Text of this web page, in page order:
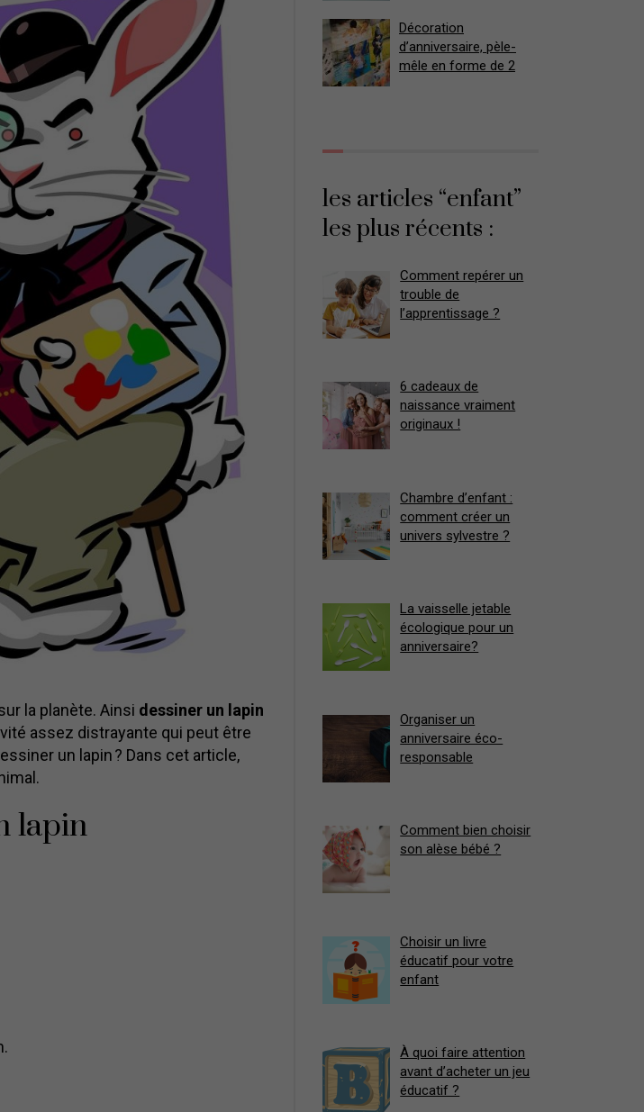
la planète. Ainsi dessiner un lapin
assez distrayante qui peut être
un lapin ? Dans cet article,
lapin
Décoration
d’anniversaire, pèle-
mêle en forme de 2
les articles “enfant”
les plus récents :
Comment repérer un
trouble de
l’apprentissage ?
6 cadeaux de
naissance vraiment
originaux !
Chambre d’enfant :
comment créer un
univers sylvestre ?
La vaisselle jetable
écologique pour un
anniversaire?
Organiser un
anniversaire éco-
responsable
Comment bien choisir
son alèse bébé ?
Choisir un livre
éducatif pour votre
enfant
À quoi faire attention
avant d’acheter un jeu
éducatif ?